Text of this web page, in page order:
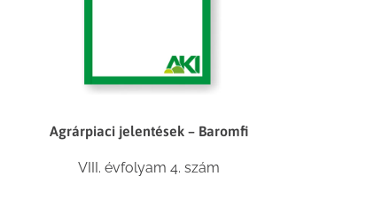
Agrárpiaci jelentések – Baromfi
VIII. évfolyam 4. szám